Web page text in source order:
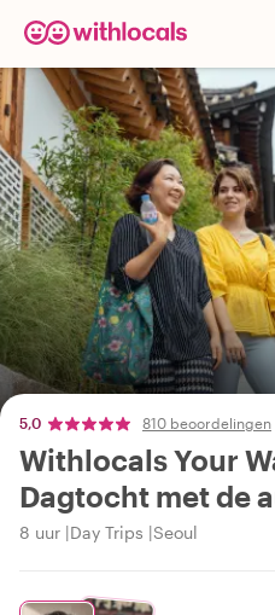
5,0 810 beoordelingen
Withlocals Your
Dagtocht met de
8 uur Day Trips Seoul